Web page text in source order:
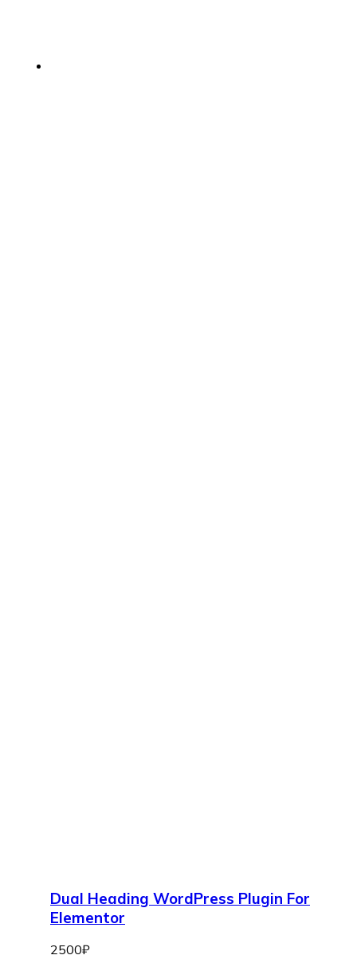
Dual Heading WordPress Plugin For
Elementor
2500₽